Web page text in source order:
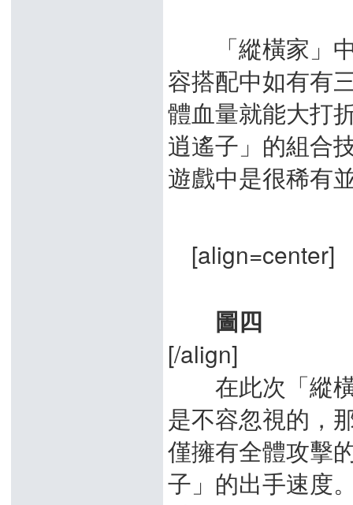
「縱橫家」中
容搭配中如有有
體血量就能大打
逍遙子」的組合
遊戲中是很稀有
[align=center]
圖四
[/align]
在此次「縱橫
是不容忽視的，
僅擁有全體攻擊
子」的出手速度